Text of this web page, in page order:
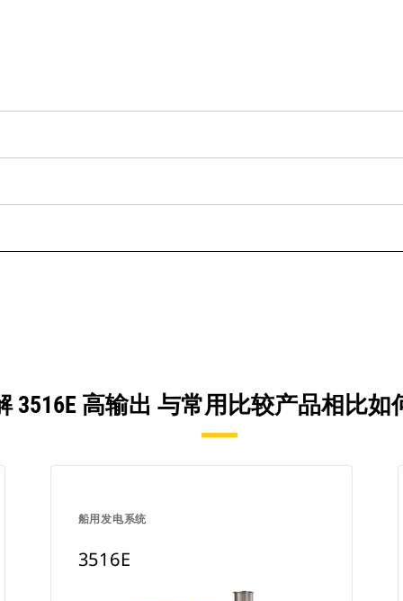
3516E 高输出 与常用比较产品相比如
船用发电系统
3516E